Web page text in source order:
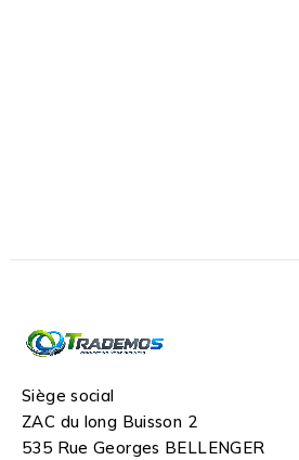
Siège social
ZAC du long Buisson 2
535 Rue Georges BELLENGER